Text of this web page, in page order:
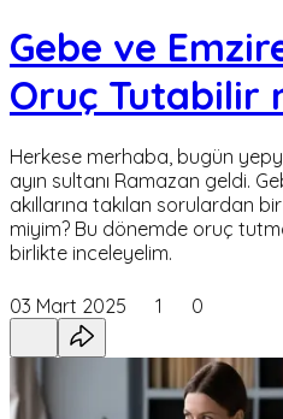
Gebe ve
Oruç Tutabilir
Herkese merhaba, bugün
ayın sultanı Ramazan geldi.
akıllarına takılan sorulardan
miyim? Bu dönemde oruç
birlikte inceleyelim.
03 Mart 2025 1 0